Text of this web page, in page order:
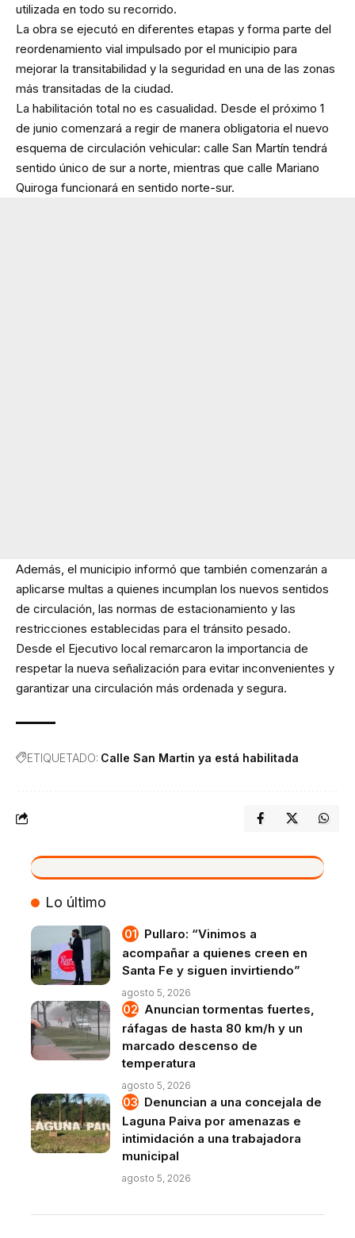
utilizada en todo su recorrido.
La obra se ejecutó en diferentes etapas y forma parte del
reordenamiento vial impulsado por el municipio para
mejorar la transitabilidad y la seguridad en una de las zonas
más transitadas de la ciudad.
La habilitación total no es casualidad. Desde el próximo 1
de junio comenzará a regir de manera obligatoria el nuevo
esquema de circulación vehicular: calle San Martín tendrá
sentido único de sur a norte, mientras que calle Mariano
Quiroga funcionará en sentido norte-sur.
Además, el municipio informó que también comenzarán a
aplicarse multas a quienes incumplan los nuevos sentidos
de circulación, las normas de estacionamiento y las
restricciones establecidas para el tránsito pesado.
Desde el Ejecutivo local remarcaron la importancia de
respetar la nueva señalización para evitar inconvenientes y
garantizar una circulación más ordenada y segura.
ETIQUETADO: Calle San Martin ya está habilitada
VIVO
Lo último
Pullaro: “Vinimos a
acompañar a quienes creen en
Santa Fe y siguen invirtiendo”
agosto 5, 2026
Anuncian tormentas fuertes,
ráfagas de hasta 80 km/h y un
marcado descenso de
temperatura
agosto 5, 2026
Denuncian a una concejala de
Laguna Paiva por amenazas e
intimidación a una trabajadora
municipal
agosto 5, 2026